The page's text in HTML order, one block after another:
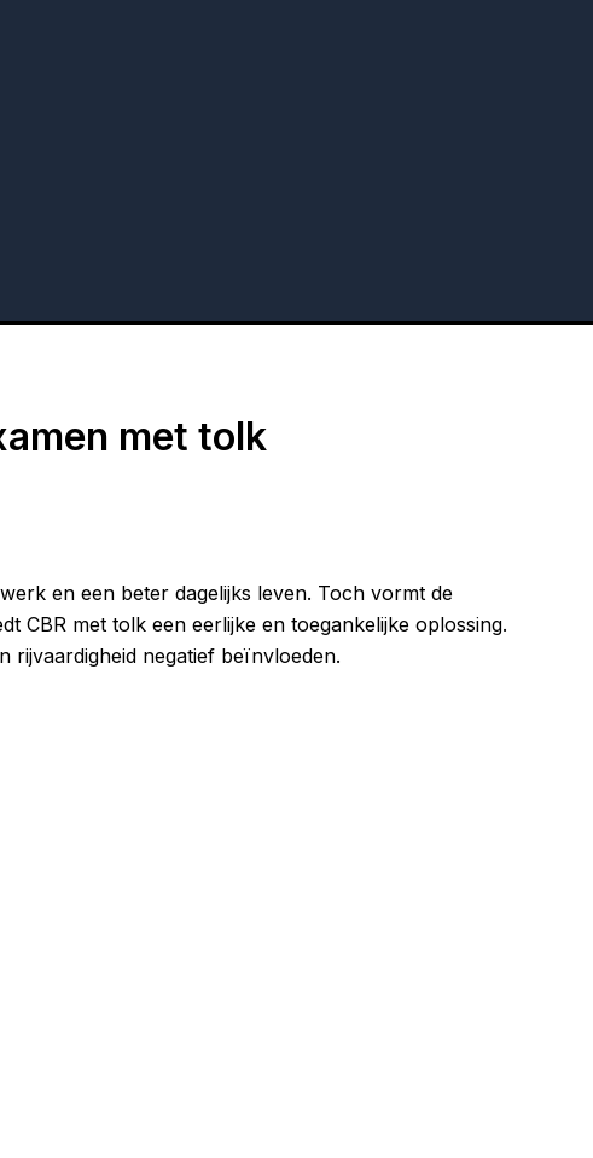
met tolk
en een beter dagelijks leven. Toch vormt de
CBR met tolk een eerlijke en toegankelijke oplossing.
rijvaardigheid negatief beïnvloeden.